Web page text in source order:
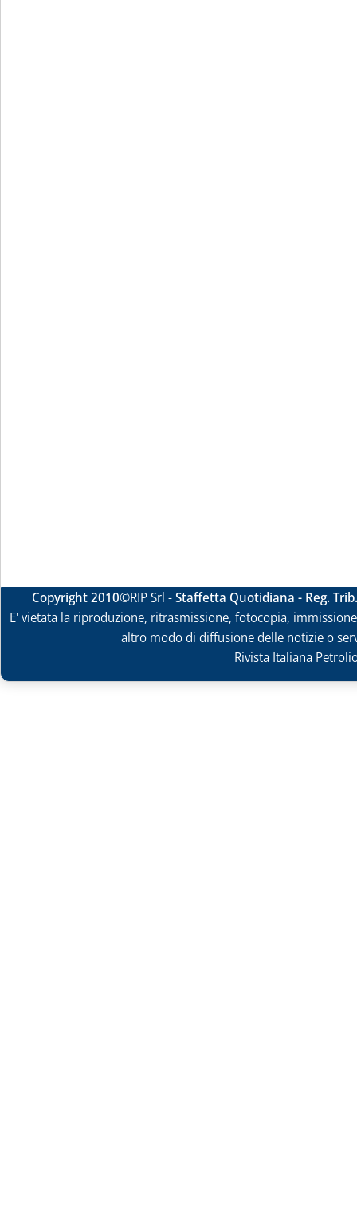
Copyright 2010©RIP Srl -Staffetta Quotidiana - Reg.
E' vietata la riproduzione, ritrasmissione, fotocopia,
altro modo di diffusione delle notizie o
Rivista Italiana